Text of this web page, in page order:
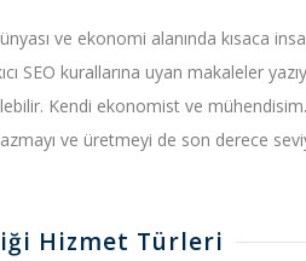
ve ekonomi alanında kısaca
SEO kurallarına uyan makaleler
Kendi ekonomist ve mühendisim.
ve üretmeyi de son derece
Hizmet Türleri